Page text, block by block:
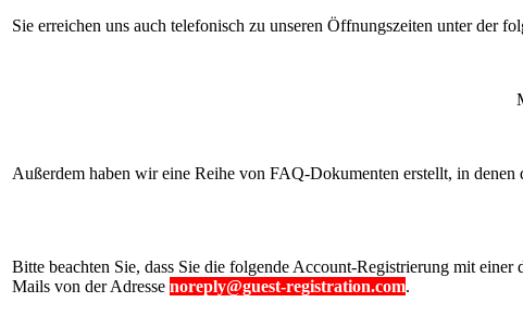
Sie erreichen uns auch telefonisch zu unseren Öffnungszeiten unter der
Außerdem haben wir eine Reihe von FAQ-Dokumenten erstellt, in
Bitte beachten Sie, dass Sie die folgende Account-Registrierung mit
Mails von der Adresse noreply@guest-registration.com.